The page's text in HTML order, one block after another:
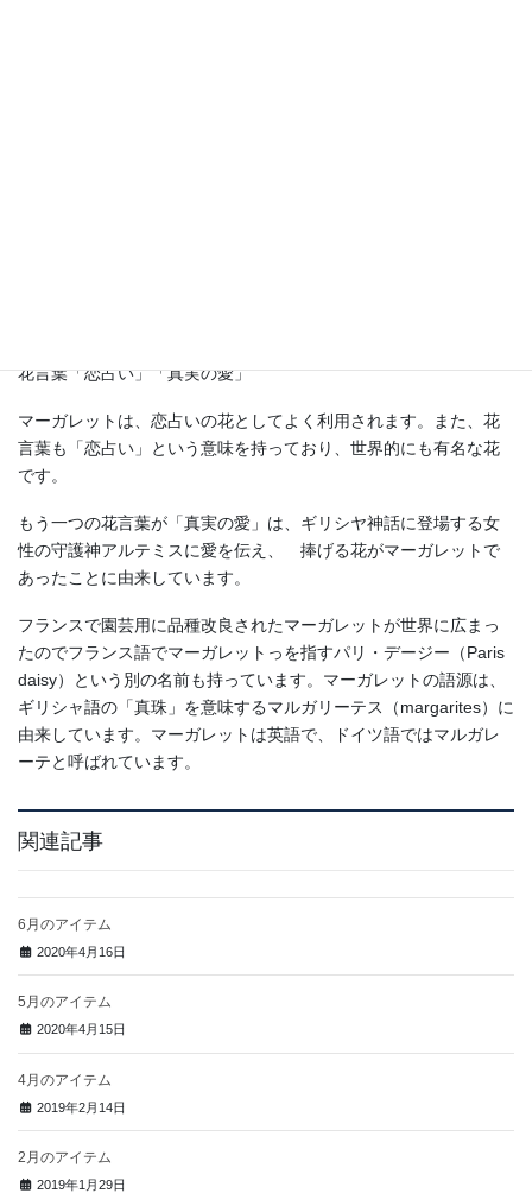
花言葉「恋占い」「真実の愛」
マーガレットは、恋占いの花としてよく利用されます。また、花
言葉も「恋占い」という意味を持っており、世界的にも有名な花
です。
もう一つの花言葉が「真実の愛」は、ギリシヤ神話に登場する女
性の守護神アルテミスに愛を伝え、 捧げる花がマーガレットで
あったことに由来しています。
フランスで園芸用に品種改良されたマーガレットが世界に広まっ
たのでフランス語でマーガレットっを指すパリ・デージー（Paris
daisy）という別の名前も持っています。マーガレットの語源は、
ギリシャ語の「真珠」を意味するマルガリーテス（margarites）に
由来しています。マーガレットは英語で、ドイツ語ではマルガレ
ーテと呼ばれています。
関連記事
6月のアイテム
2020年4月16日
5月のアイテム
2020年4月15日
4月のアイテム
2019年2月14日
2月のアイテム
2019年1月29日